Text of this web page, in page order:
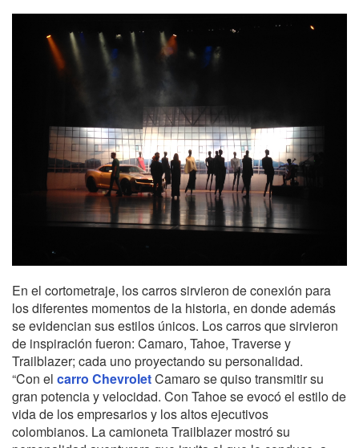
En el cortometraje, los carros sirvieron de conexión para
los diferentes momentos de la historia, en donde además
se evidencian sus estilos únicos. Los carros que sirvieron
de inspiración fueron: Camaro, Tahoe, Traverse y
Trailblazer; cada uno proyectando su personalidad.
“Con el carro ChevroletCamaro se quiso transmitir su
gran potencia y velocidad. Con Tahoe se evocó el estilo de
vida de los empresarios y los altos ejecutivos
colombianos. La camioneta Trailblazer mostró su